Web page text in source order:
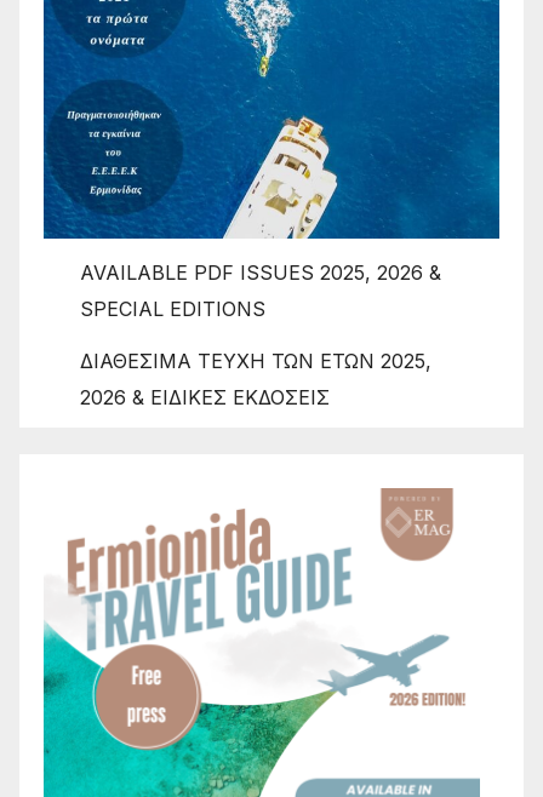
AVAILABLE PDF ISSUES 2025, 2026 &
SPECIAL EDITIONS
ΔΙΑΘΕΣΙΜΑ ΤΕΥΧΗ ΤΩΝ ΕΤΩΝ 2025,
2026 & ΕΙΔΙΚΕΣ ΕΚΔΟΣΕΙΣ